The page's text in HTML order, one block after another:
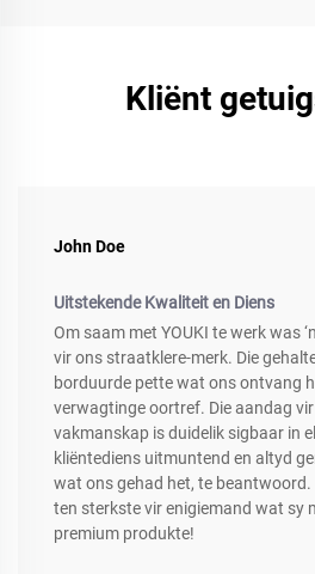
Kliënt
John Doe
Uitstekende Kwaliteit en Diens
Om saam met YOUKI te werk was
vir ons straatklere-merk. Die
borduurde pette wat ons ontvang
verwagtinge oortref. Die aandag
vakmanskap is duidelik sigbaar in
kliëntediens uitmuntend en altyd
wat ons gehad het, te beantwoord.
ten sterkste vir enigiemand wat sy
premium produkte!